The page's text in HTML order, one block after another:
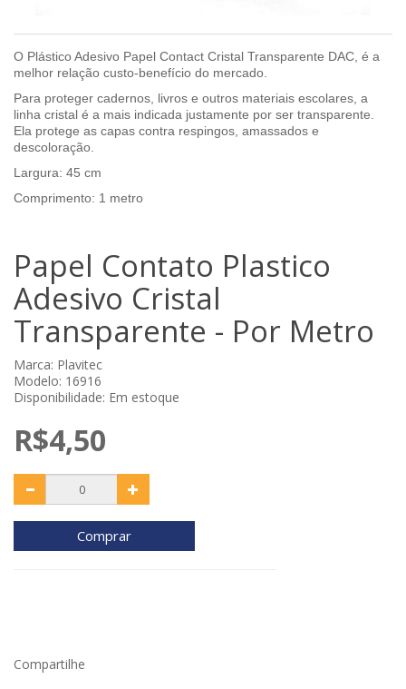
O Plástico Adesivo Papel Contact Cristal Transparente DAC , é a
melhor relação custo-benefício do mercado.
Para proteger cadernos, livros e outros materiais escolares, a
linha cristal é a mais indicada justamente por ser transparente.
Ela protege as capas contra respingos, amassados e
descoloração.
Largura: 45 cm
Comprimento: 1 metro
Papel Contato Plastico
Adesivo Cristal
Transparente - Por Metro
Marca: Plavitec
Modelo: 16916
Disponibilidade: Em estoque
R$4,50
Comprar
Compartilhe